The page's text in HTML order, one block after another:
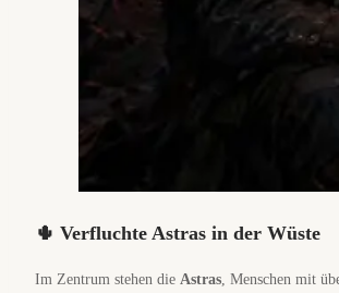
🌵 Verfluchte Astras in der Wüste
Im Zentrum stehen die Astras, Menschen mit